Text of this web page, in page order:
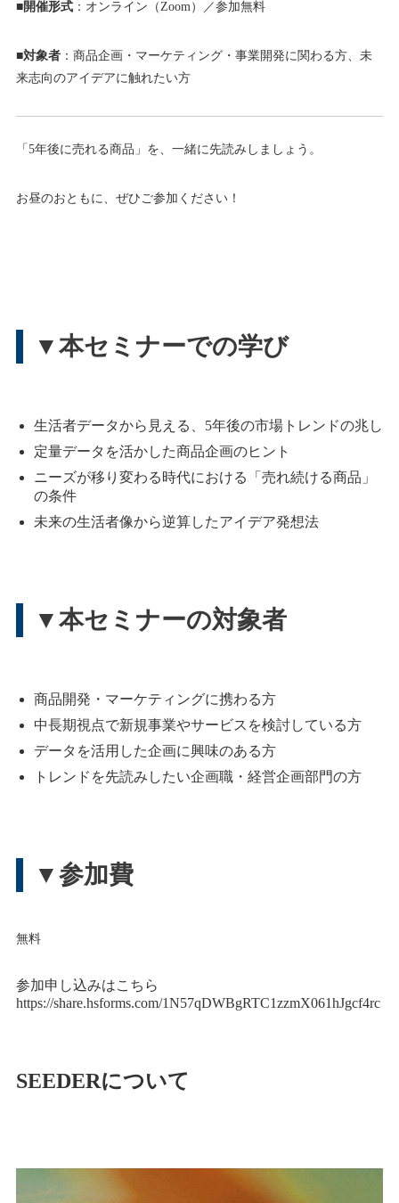
■開催形式：オンライン（Zoom）／参加無料
■対象者：商品企画・マーケティング・事業開発に関わる方、未
来志向のアイデアに触れたい方
「5年後に売れる商品」を、一緒に先読みしましょう。
お昼のおともに、ぜひご参加ください！
▼本セミナーでの学び
生活者データから見える、5年後の市場トレンドの兆し
定量データを活かした商品企画のヒント
ニーズが移り変わる時代における「売れ続ける商品」
の条件
未来の生活者像から逆算したアイデア発想法
▼本セミナーの対象者
商品開発・マーケティングに携わる方
中長期視点で新規事業やサービスを検討している方
データを活用した企画に興味のある方
トレンドを先読みしたい企画職・経営企画部門の方
▼参加費
無料
参加申し込みはこちら
https://share.hsforms.com/1N57qDWBgRTC1zzmX061hJgcf4rc
SEEDERについて